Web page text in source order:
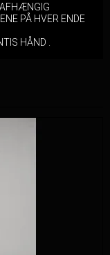
PÅ HVER ENDE
HÅND .